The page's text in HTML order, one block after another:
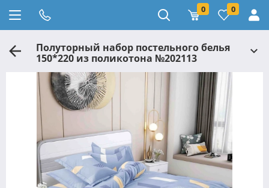
0 0
Полуторный набор постельного белья
150*220 из поликотона №202113
Черешенка™